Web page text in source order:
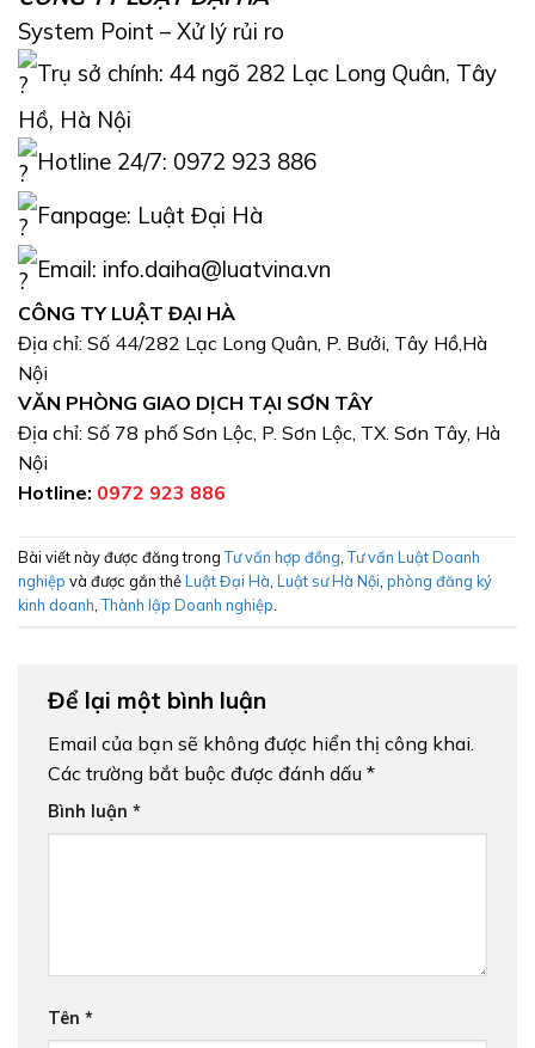
System Point – Xử lý rủi ro
Trụ sở chính: 44 ngõ 282 Lạc Long Quân, Tây
Hồ, Hà Nội
Hotline 24/7: 0972 923 886
Fanpage: Luật Đại Hà
Email: info.daiha@luatvina.vn
CÔNG TY LUẬT ĐẠI HÀ
Địa chỉ: Số 44/282 Lạc Long Quân, P. Bưởi, Tây Hồ,Hà
Nội
VĂN PHÒNG GIAO DỊCH TẠI SƠN TÂY
Địa chỉ: Số 78 phố Sơn Lộc, P. Sơn Lộc, TX. Sơn Tây, Hà
Nội
Hotline: 0972 923 886
Bài viết này được đăng trongTư vấn hợp đồng ,Tư vấn Luật Doanh
nghiệp và được gắn thẻLuật Đại Hà Luật sư Hà Nội phòng đăng ký
kinh doanh ,Thành lập Doanh nghiệp
Để lại một bình luận
Email của bạn sẽ không được hiển thị công khai.
Các trường bắt buộc được đánh dấu *
Bình luận *
Tên *